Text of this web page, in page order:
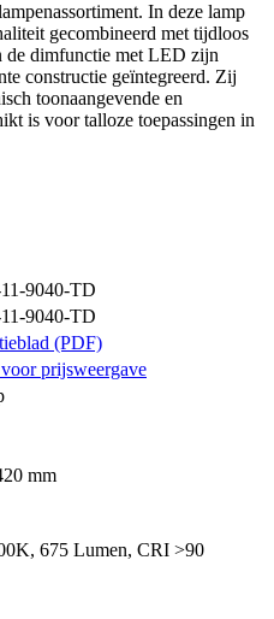
In deze lamp
gecombineerd met tijdloos
de dimfunctie met LED zijn
constructie geïntegreerd. Zij
toonaangevende en
is voor talloze toepassingen in
9040-TD
9040-TD
(PDF)
prijsweergave
mm
675 Lumen, CRI >90